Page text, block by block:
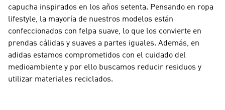
capucha inspirados en los años setenta. Pensando en ropa
lifestyle, la mayoría de nuestros modelos están
confeccionados con felpa suave, lo que los convierte en
prendas cálidas y suaves a partes iguales. Además, en
adidas estamos comprometidos con el cuidado del
medioambiente y por ello buscamos reducir residuos y
utilizar materiales reciclados.